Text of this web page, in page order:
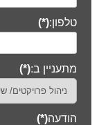
טלפון:(*)
מתעניין ב:(*)
הודעה(*)